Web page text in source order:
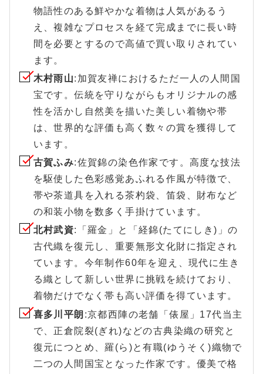
物語性のある鮮やかな着物は人気があるう
え、複雑なプロセスを経て完成までに長い時
間を必要とするので高値で買い取りされてい
ます。
木村雨山:加賀友禅におけるただ一人の人間国
宝です。伝統を守りながらもオリジナルの感
性を活かし自然美を描いた美しい着物や帯
は、世界的な評価も高く数々の賞を獲得して
います。
古賀ふみ:佐賀錦の染色作家です。高度な技法
を駆使した色彩感覚あふれる作風が特徴で、
帯や茶道具を入れる茶杓袋、笛袋、財布など
の和装小物を数多く手掛けています。
北村武資:「羅金」と「経錦(たてにしき)」の
古代織を復元し、重要無形文化財に指定され
ています。今年制作60年を迎え、現代に生き
る織として新しい世界に挑戦を続けており、
着物だけでなく帯も高い評価を得ています。
喜多川平朗 :京都西陣の老舗「俵屋」17代当主
で、正倉院裂(ぎれ)などの古典染織の研究と
復元につとめ、羅(ら)と有職(ゆうそく)織物で
二つの人間国宝となった作家です。優美で格